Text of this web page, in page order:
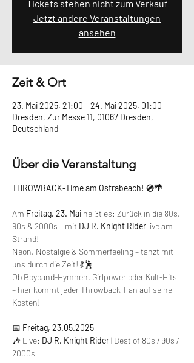
Tickets stehen nicht zum Verkauf
Jetzt andere Veranstaltungen
ansehen
Zeit & Ort
23. Mai 2025, 21:00 – 24. Mai 2025, 01:00
Dresden, Zur Messe 11, 01067 Dresden,
Deutschland
Über die Veranstaltung
THROWBACK-Time am Ostrabeach! 💿🌴
Am Freitag, 23. Mai heißt es: Zurück in die 80s,
90s & 2000s – mit DJ R. Knight Rider live am
Strand!
Neon, Nostalgie & Sommerfeeling – tanzt mit
uns durch die Zeit! 💃🕺
Ob Boyband-Hymnen, Girlpower oder Kult-Hits
– hier kommt jeder Throwback-Fan auf seine
Kosten!
📅 Freitag, 23.05.2025
🎶 Live: DJ R. Knight Rider | Best of 80s / 90s /
2000s